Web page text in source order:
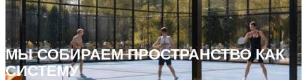
МЫ СОБИРАЕМ ПРОСТРАНСТВО КАК
СИСТЕМУ